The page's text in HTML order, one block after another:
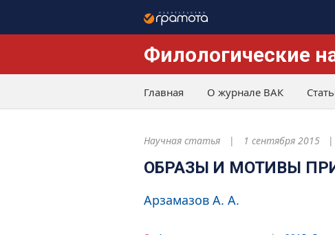
Филологические
Главная О журнале ВАК
Научная статья 1 сентября 2015
ОБРАЗЫ И МОТИВЫ
Арзамазов А. А.